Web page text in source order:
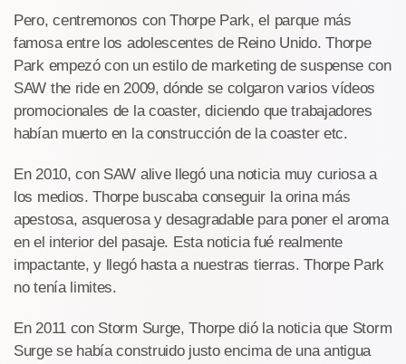
Pero, centremonos con Thorpe Park, el parque más
famosa entre los adolescentes de Reino Unido. Thorpe
Park empezó con un estilo de marketing de suspense con
SAW the ride en 2009, dónde se colgaron varios vídeos
promocionales de la coaster, diciendo que trabajadores
habían muerto en la construcción de la coaster etc.
En 2010, con SAW alive llegó una noticia muy curiosa a
los medios. Thorpe buscaba conseguir la orina más
apestosa, asquerosa y desagradable para poner el aroma
en el interior del pasaje. Esta noticia fué realmente
impactante, y llegó hasta a nuestras tierras. Thorpe Park
no tenía limites.
En 2011 con Storm Surge, Thorpe dió la noticia que Storm
Surge se había construido justo encima de una antigua